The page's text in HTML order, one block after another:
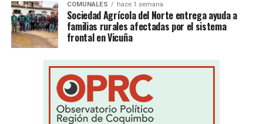
COMUNALES hace 1 semana
Sociedad Agrícola del Norte entrega ayuda a
familias rurales afectadas por el sistema
frontal en Vicuña